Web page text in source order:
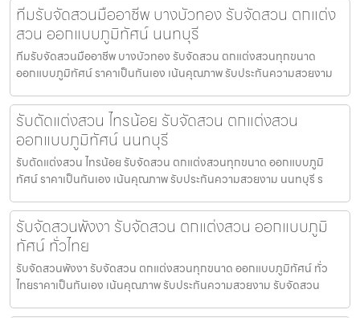
ทีมรับจัดสวนมืออาชีพ บางบัวทอง รับจัดสวน ตกแต่ง
สวน ออกแบบภูมิทัศน์ นนทบุรี
ทีมรับจัดสวนมืออาชีพ บางบัวทอง รับจัดสวน ตกแต่งสวนทุกขนาด
ออกแบบภูมิทัศน์ ราคาเป็นกันเอง เน้นคุณภาพ รับประกันความสวยงาม
รับตัดแต่งสวน ไทรน้อย รับจัดสวน ตกแต่งสวน
ออกแบบภูมิทัศน์ นนทบุรี
รับตัดแต่งสวน ไทรน้อย รับจัดสวน ตกแต่งสวนทุกขนาด ออกแบบภูมิ
ทัศน์ ราคาเป็นกันเอง เน้นคุณภาพ รับประกันความสวยงาม นนทบุรี ร
รับจัดสวนพังงา รับจัดสวน ตกแต่งสวน ออกแบบภูมิ
ทัศน์ ทั่วไทย
รับจัดสวนพังงา รับจัดสวน ตกแต่งสวนทุกขนาด ออกแบบภูมิทัศน์ ทั่ว
ไทยราคาเป็นกันเอง เน้นคุณภาพ รับประกันความสวยงาม รับจัดสวน